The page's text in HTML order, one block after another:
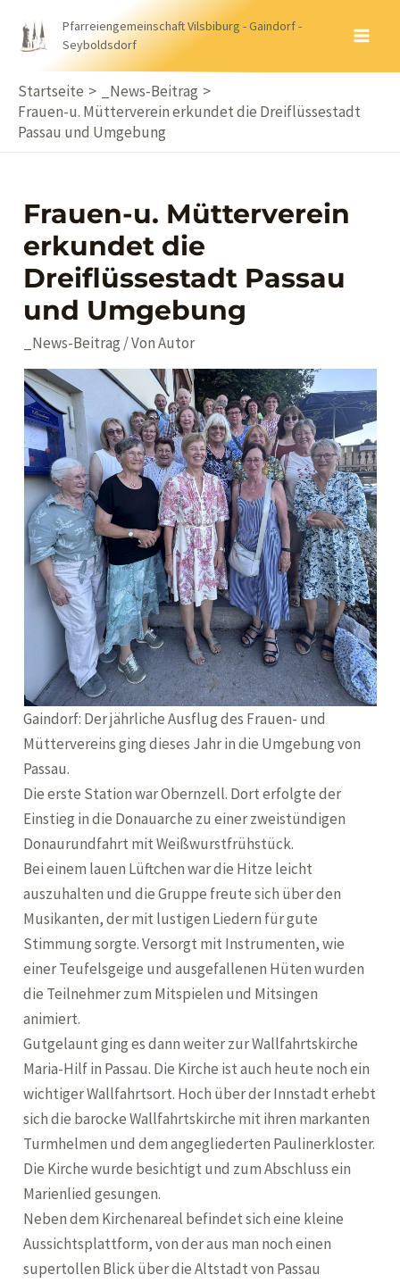
Inhalt
Pfarreiengemeinschaft Vilsbiburg - Gaindorf -
Seyboldsdorf
Startseite
_News-Beitrag
Frauen-u. Mütterverein erkundet die Dreiflüssestadt
Passau und Umgebung
Frauen-u. Mütterverein
erkundet die
Dreiflüssestadt Passau
und Umgebung
_News-Beitrag / VonAutor
Gaindorf: Der jährliche Ausflug des Frauen- und
Müttervereins ging dieses Jahr in die Umgebung von
Passau.
Die erste Station war Obernzell. Dort erfolgte der
Einstieg in die Donauarche zu einer zweistündigen
Donaurundfahrt mit Weißwurstfrühstück.
Bei einem lauen Lüftchen war die Hitze leicht
auszuhalten und die Gruppe freute sich über den
Musikanten, der mit lustigen Liedern für gute
Stimmung sorgte. Versorgt mit Instrumenten, wie
einer Teufelsgeige und ausgefallenen Hüten wurden
die Teilnehmer zum Mitspielen und Mitsingen
animiert.
Gutgelaunt ging es dann weiter zur Wallfahrtskirche
Maria-Hilf in Passau. Die Kirche ist auch heute noch ein
wichtiger Wallfahrtsort. Hoch über der Innstadt erhebt
sich die barocke Wallfahrtskirche mit ihren markanten
Turmhelmen und dem angegliederten Paulinerkloster.
Die Kirche wurde besichtigt und zum Abschluss ein
Marienlied gesungen.
Neben dem Kirchenareal befindet sich eine kleine
Aussichtsplattform, von der aus man noch einen
supertollen Blick über die Altstadt von Passau